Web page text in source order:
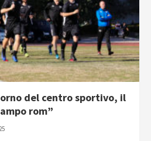
del centro sportivo, il
rom”